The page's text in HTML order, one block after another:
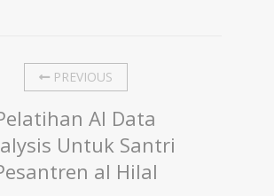
PREVIOUS
AI Data
Untuk Santri
al Hilal